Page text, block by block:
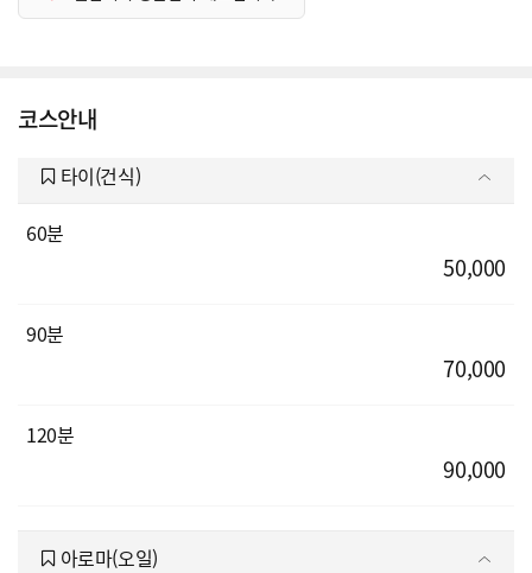
코스안내
타이(건식)
60분
50,000
90분
70,000
120분
90,000
아로마(오일)